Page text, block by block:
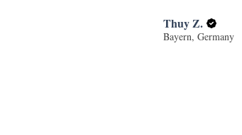
Thuy Z.
Bayern, Germany